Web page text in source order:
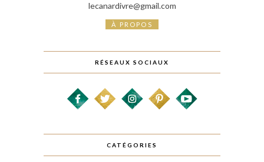
lecanardivre@gmail.com
À PROPOS
RÉSEAUX SOCIAUX
CATÉGORIES